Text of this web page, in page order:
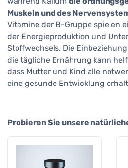
Muskeln und des
Vitamine der B-Gruppe spielen
der Energieproduktion und
Stoffwechsels. Die
die tägliche Ernährung kann
dass Mutter und Kind alle
eine gesunde Entwicklung
Probieren Sie unsere